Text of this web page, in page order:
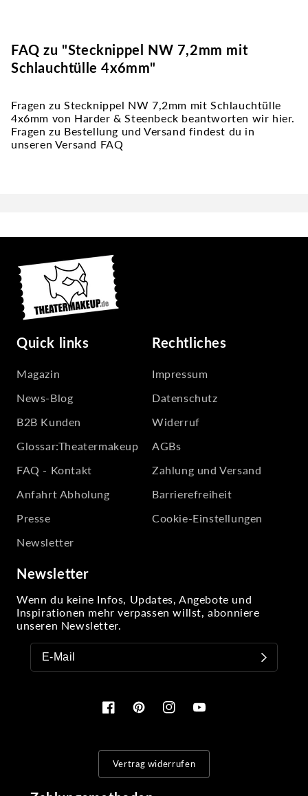
FAQ zu "Stecknippel NW 7,2mm mit
Schlauchtülle 4x6mm"
Fragen zu Stecknippel NW 7,2mm mit Schlauchtülle
4x6mm von Harder & Steenbeck beantworten wir hier.
Fragen zu Bestellung und Versand findest du in
unseren Versand FAQ
Quick links
Magazin
News-Blog
B2B Kunden
Glossar:Theatermakeup
FAQ - Kontakt
Anfahrt Abholung
Presse
Newsletter
Rechtliches
Impressum
Datenschutz
Widerruf
AGBs
Zahlung und Versand
Barrierefreiheit
Cookie-Einstellungen
Newsletter
Wenn du keine Infos, Updates, Angebote und
Inspirationen mehr verpassen willst, abonniere
unseren Newsletter.
FacebookPinterestInstagramYouTube
Vertrag widerrufen